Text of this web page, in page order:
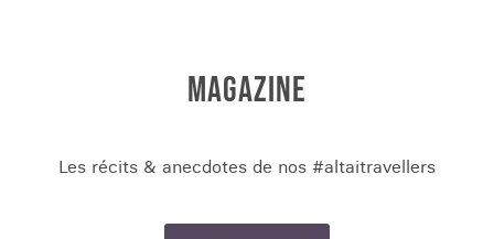
MAGAZINE
Les récits & anecdotes de nos #altaitravellers